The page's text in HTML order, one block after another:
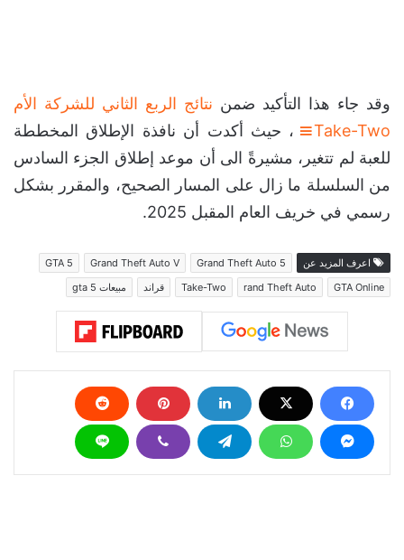
وقد جاء هذا التأكيد ضمن نتائج الربع الثاني للشركة الأم
Take-Two
، حيث أكدت أن نافذة الإطلاق المخططة
للعبة لم تتغير، مشيرةً الى أن موعد إطلاق الجزء السادس
من السلسلة ما زال على المسار الصحيح، والمقرر بشكل
رسمي في خريف العام المقبل 2025.
اعرف المزيد عن Grand Theft Auto 5
Grand Theft Auto V
GTA 5
GTA Online
rand Theft Auto
Take-Two قراند مبيعات gta 5